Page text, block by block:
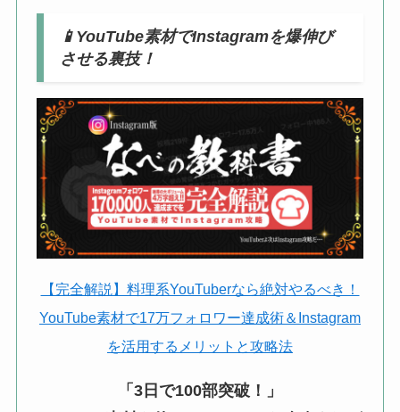
📱 YouTube素材でInstagramを爆伸び
させる裏技！
【完全解説】料理系YouTuberなら絶対やるべき！
YouTube素材で17万フォロワー達成術＆Instagram
を活用するメリットと攻略法
「3日で100部突破！」